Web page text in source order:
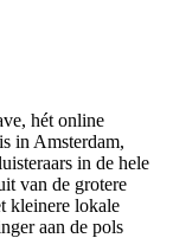
hét online
in Amsterdam,
in de hele
van de grotere
kleinere lokale
aan de pols